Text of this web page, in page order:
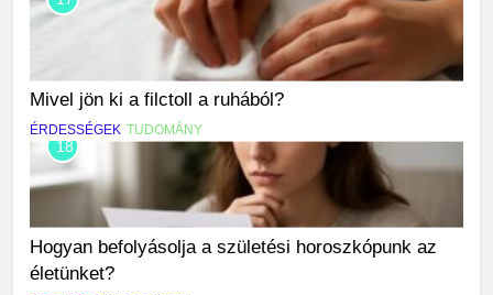
Mivel jön ki a filctoll a ruhából?
ÉRDESSÉGEK TUDOMÁNY
18
Hogyan befolyásolja a születési horoszkópunk az
életünket?